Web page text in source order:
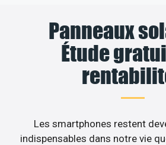
Panneaux
Étude
Les smartphones restent
indispensables dans notre vie